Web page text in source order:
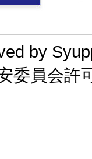
by
委員会許